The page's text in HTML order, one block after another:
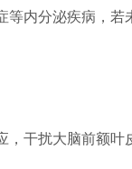
内分泌疾病，若
干扰大脑前额叶